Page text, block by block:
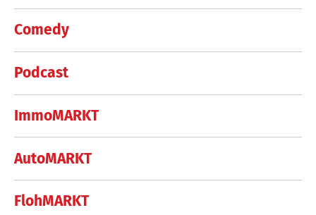
Comedy
Podcast
ImmoMARKT
AutoMARKT
FlohMARKT